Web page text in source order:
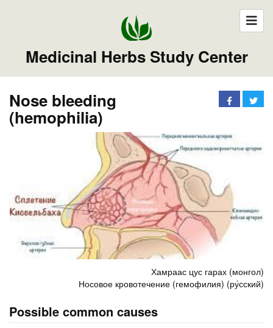
Medicinal Herbs Study Center
Nose bleeding
(hemophilia)
Хамраас цус гарах (монгол)
Носовое кровотечение (гемофилия) (ру́сский)
Possible common causes